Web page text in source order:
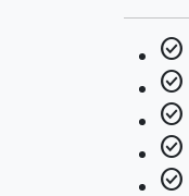
check_circle
check_circle
check_circle
check_circle
check_circle